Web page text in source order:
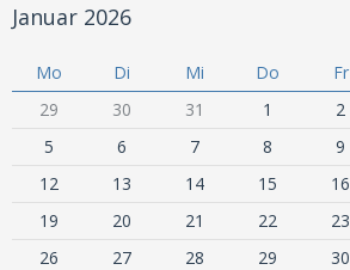
Januar 2026
Mo Di Mi Do Fr
29
30 31 1 2
5
6 7 8 9
12
13 14 15 16
19
20 21 22 23
26
27 28 29 30